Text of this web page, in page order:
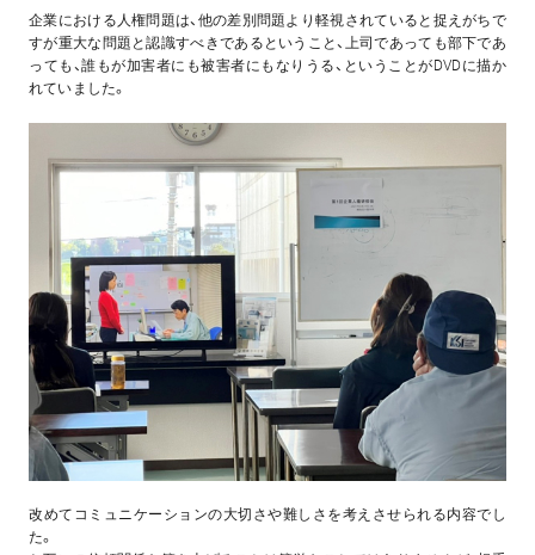
企業における人権問題は、他の差別問題より軽視されていると捉えがちで
すが重大な問題と認識すべきであるということ、上司であっても部下であ
っても、誰もが加害者にも被害者にもなりうる、ということがDVDに描か
れていました。
改めてコミュニケーションの大切さや難しさを考えさせられる内容でし
た。